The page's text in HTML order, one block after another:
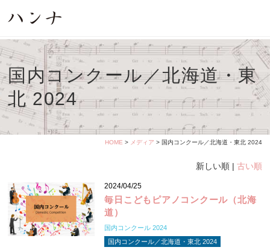
国内コンクール／北海道・東
北 2024
HOME > メディア > 国内コンクール／北海道・東北 2024
新しい順 | 古い順
2024/04/25
毎日こどもピアノコンクール（北海
道）
国内コンクール 2024
国内コンクール／北海道・東北 2024